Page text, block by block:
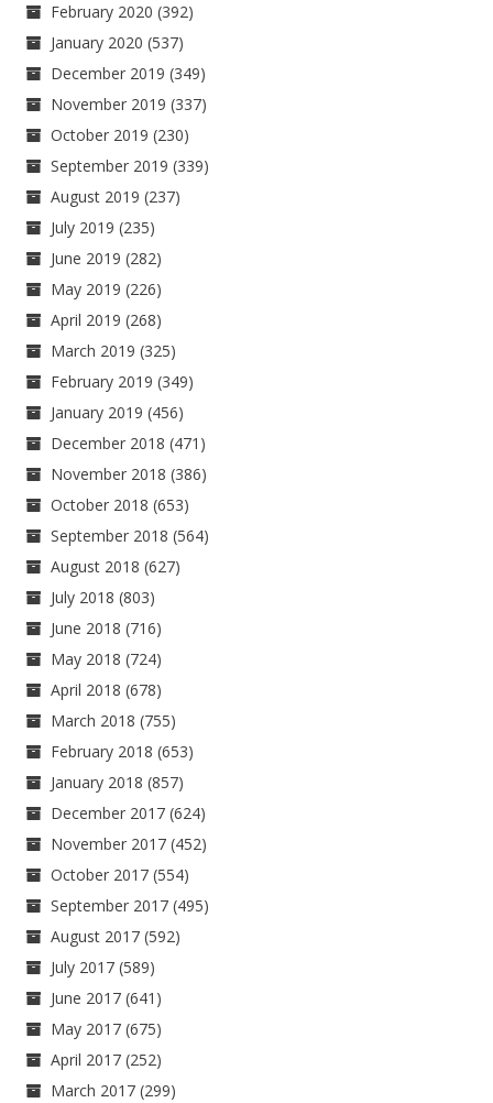
February 2020 (392)
January 2020 (537)
December 2019 (349)
November 2019 (337)
October 2019 (230)
September 2019 (339)
August 2019 (237)
July 2019 (235)
June 2019 (282)
May 2019 (226)
April 2019 (268)
March 2019 (325)
February 2019 (349)
January 2019 (456)
December 2018 (471)
November 2018 (386)
October 2018 (653)
September 2018 (564)
August 2018 (627)
July 2018 (803)
June 2018 (716)
May 2018 (724)
April 2018 (678)
March 2018 (755)
February 2018 (653)
January 2018 (857)
December 2017 (624)
November 2017 (452)
October 2017 (554)
September 2017 (495)
August 2017 (592)
July 2017 (589)
June 2017 (641)
May 2017 (675)
April 2017 (252)
March 2017 (299)